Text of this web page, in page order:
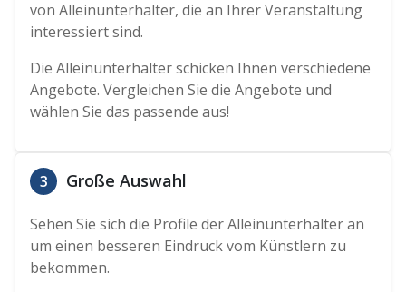
von Alleinunterhalter, die an Ihrer Veranstaltung
interessiert sind.
Die Alleinunterhalter schicken Ihnen verschiedene
Angebote. Vergleichen Sie die Angebote und
wählen Sie das passende aus!
3 Große Auswahl
Sehen Sie sich die Profile der Alleinunterhalter an
um einen besseren Eindruck vom Künstlern zu
bekommen.